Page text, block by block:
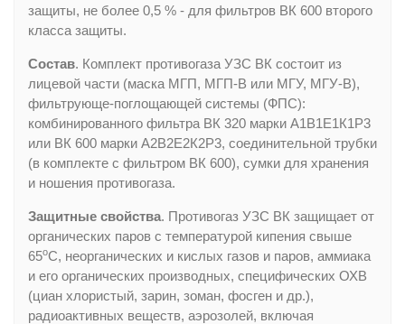
защиты, не более 0,5 % - для фильтров ВК 600 второго
класса защиты.
Состав. Комплект противогаза УЗС ВК состоит из
лицевой части (маска МГП, МГП-В или МГУ, МГУ-В),
фильтрующе-поглощающей системы (ФПС):
комбинированного фильтра ВК 320 марки А1В1Е1К1Р3
или ВК 600 марки А2В2Е2К2Р3, соединительной трубки
(в комплекте с фильтром ВК 600), сумки для хранения
и ношения противогаза.
Защитные свойства. Противогаз УЗС ВК защищает от
органических паров с температурой кипения свыше
65оС, неорганических и кислых газов и паров, аммиака
и его органических производных, специфических ОХВ
(циан хлористый, зарин, зоман, фосген и др.),
радиоактивных веществ, аэрозолей, включая